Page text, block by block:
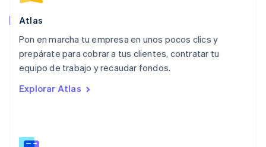
Atlas
Pon en marcha tu empresa en unos pocos clics y
prepárate para cobrar a tus clientes, contratar tu
equipo de trabajo y recaudar fondos.
Explorar Atlas
México
Español
English
Nueva Zelandia
English
NederlandsEnglish
Português